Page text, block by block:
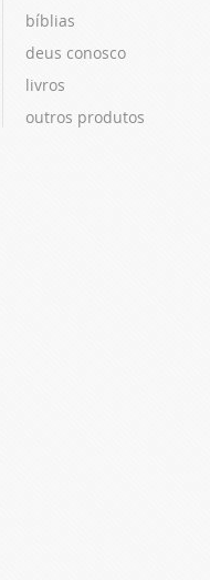
bíblias
deus conosco
livros
outros produtos